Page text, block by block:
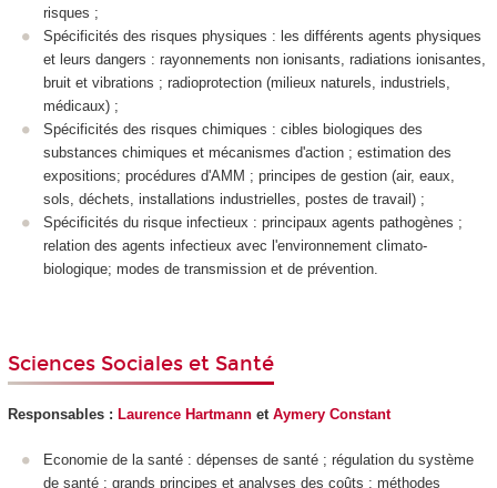
risques ;
Spécificités des risques physiques : les différents agents physiques
et leurs dangers : rayonnements non ionisants, radiations ionisantes,
bruit et vibrations ; radioprotection (milieux naturels, industriels,
médicaux) ;
Spécificités des risques chimiques : cibles biologiques des
substances chimiques et mécanismes d'action ; estimation des
expositions; procédures d'AMM ; principes de gestion (air, eaux,
sols, déchets, installations industrielles, postes de travail) ;
Spécificités du risque infectieux : principaux agents pathogènes ;
relation des agents infectieux avec l'environnement climato-
biologique; modes de transmission et de prévention.
Sciences Sociales et Santé
Responsables : Laurence Hartmannet Aymery Constant
Economie de la santé : dépenses de santé ; régulation du système
de santé ; grands principes et analyses des coûts ; méthodes